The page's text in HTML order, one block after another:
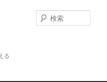
る
索